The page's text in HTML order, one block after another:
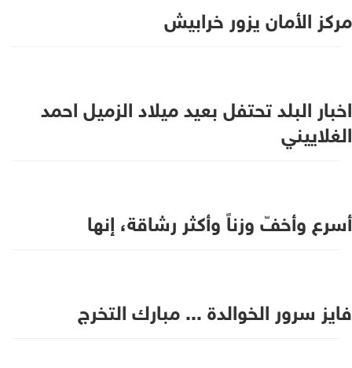
مركز الأمان يزور خرابيش
اخبار البلد تحتفل بعيد ميلاد الزميل احمد
الغلاييني
أسرع وأخفّ وزناً وأكثر رشاقة، إنها
فايز سرور الخوالدة ... مبارك التخرج